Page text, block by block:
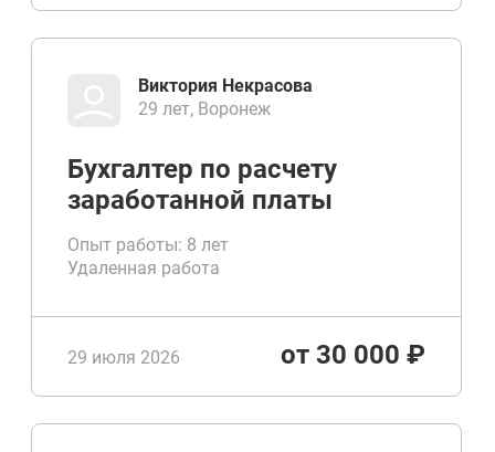
Виктория Некрасова
29 лет, Воронеж
Бухгалтер по расчету
заработанной платы
Опыт работы: 8 лет
Удаленная работа
29 июля 2026 от 30 000 ₽